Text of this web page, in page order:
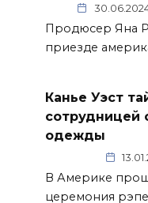
Продюсер Яна
приезде
Канье Уэст
сотрудницей
одежды
В Америке
церемония